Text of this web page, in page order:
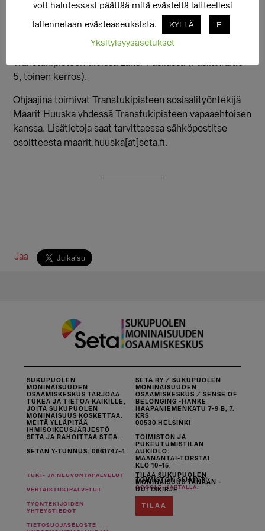
kokemukseen omasta sukupuolesta. Ryhmässä
keskustellaan niistä asioista, mitkä ryhmäläisille ovat
tärkeitä. Ryhmä kokoontuu seuraavan
kerran perjantaina 28.4. klo 18-20 Setan ja
Transtukipisteen tiloissa Länsi-Pasilassa (Pasilanraitio
5, toinen kerros).
Ohjaajina toimivat Transtukipisteen sosiaalityöntekijä
Maarit Huuska yhdessä Transtukipisteen vapaaehtoisen
kanssa. Lisätietoja saat tarvittaessa sähköpostitse
osoitteesta maarit.huuska[at]seta.fi.
Jaa
SUKUPUOLEN
MONINAISUUDEN
OSAAMISKESKUS TARJOAA
TUKEA JA TIETOA KAIKILLE,
JOITA SUKUPUOLEN
MONINAISUUS KOSKETTAA.
MEITÄ YLLÄPITÄÄ
IHMISOIKEUSJÄRJESTÖ
SETA JA RAHOITTAA STEA.
SETAN Y-TUNNUS: 0661747-4
SETA RY / SUKUPUOLEN
MONINAISUUDEN
OSAAMISKESKUS / SENSE OF
BELONGING -HANKE
HAAPANIEMENKATU 7-9 B, 7.
KRS
00530 HELSINKI
TOIMISTON JA
PUKEUTUMISTILAN
AUKIOLO:
MAANANTAI-TORSTAI
KLO 10–15.
TOIMISTON SIJAINTI
GOOGLE-KARTALLA
TUKI- JA NEUVONTAPALVELUT
VERTAISTUKIPALVELUT
TYÖNTEKIJÖIDEN
YHTEYSTIEDOT
TIETOSUOJASELOSTE
TILAA SUKUPUOLEN
MONINAISUUS TÄNÄÄN -
UUTISKIRJE
TILAA
voit halutessasi päättää mitä evästeitä laitteellesi
tallennetaan evästeaseuksista. KYLLÄ Ei
Yksityisyysasetukset